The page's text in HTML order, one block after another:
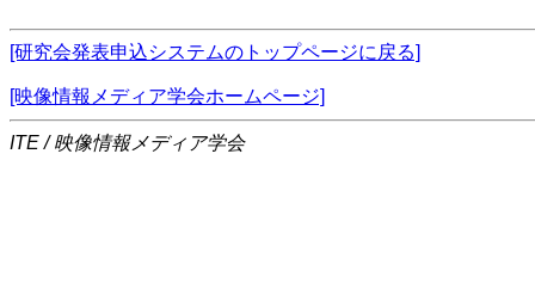
[研究会発表申込システムのトップページに戻る]
[映像情報メディア学会ホームページ]
ITE / 映像情報メディア学会